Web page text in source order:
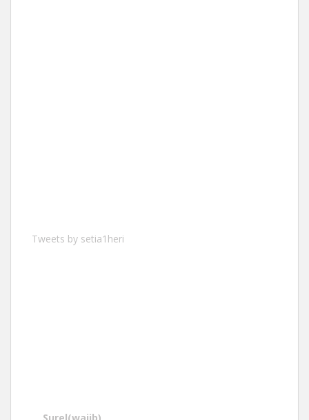
Tweets by setia1heri